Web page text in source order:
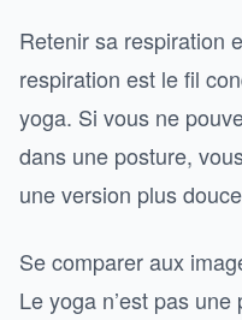
Retenir sa respiration
respiration est le fil
yoga. Si vous ne
dans une posture,
une version plus
Se comparer aux
Le yoga n’est pas